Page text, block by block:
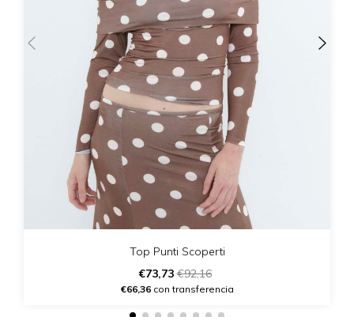
Top Punti Scoperti
€73,73€92,16
€66,36con transferencia